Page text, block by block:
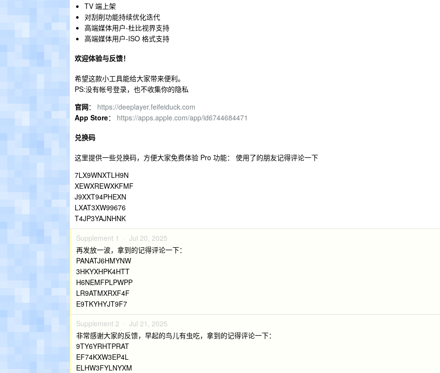
TV 端上架
对刮削功能持续优化迭代
高端媒体用户-杜比视界支持
高端媒体用户-ISO 格式支持
欢迎体验与反馈！
希望这款小工具能给大家带来便利。
PS:没有帐号登录，也不收集你的隐私
官网： https://deeplayer.feifeiduck.com
App Store： https://apps.apple.com/app/id6744684471
兑换码
这里提供一些兑换码，方便大家免费体验 Pro 功能： 使用了的朋友记得评论一下
7LX9WNXTLH9N
XEWXREWXKFMF
J9XXT94PHEXN
LXAT3XW99676
T4JP3YAJNHNK
Supplement 1 · Jul 20, 2025
再发放一波，拿到的记得评论一下：
PANATJ6HMYNW
3HKYXHPK4HTT
H6NEMFPLPWPP
LR9ATMXRXF4F
E9TKYHYJT9F7
Supplement 2 · Jul 21, 2025
非常感谢大家的反馈，早起的鸟儿有虫吃，拿到的记得评论一下：
9TY6YRHTPRAT
EF74KXW3EP4L
ELHW3FYLNYXM